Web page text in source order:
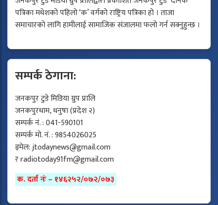
पत्रिका मधेशको पहिलो ‘क’ वर्गको राष्ट्रिय पत्रिका हो । ताजा
समाचारको लागि हामीलाई सामाजिक संजालमा फलो गर्न सक्नुहुन्छ ।
सम्पर्क ठेगाना:
जनकपुर टुडे मिडिया ग्रुप प्रालि
जनकपुरधाम, धनुषा (प्रदेश २)
सम्पर्क नं. : 041-590101
सम्पर्क मो. नं. : 9854026025
इमेल:jtodaynews@gmail.com
रradiotoday91fm@gmail.com
क. दर्ता नंः – १४६२५२/०७२/०७३